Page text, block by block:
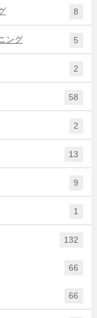
8
ング 5
2
58
2
13
9
1
132
66
66